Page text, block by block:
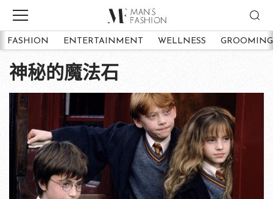
FASHION ENTERTAINMENT WELLNESS GROOMING
神秘的魔法石